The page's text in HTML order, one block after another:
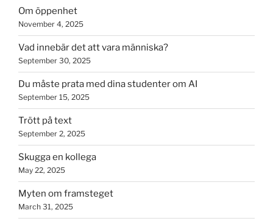
Om öppenhet
November 4, 2025
Vad innebär det att vara människa?
September 30, 2025
Du måste prata med dina studenter om AI
September 15, 2025
Trött på text
September 2, 2025
Skugga en kollega
May 22, 2025
Myten om framsteget
March 31, 2025